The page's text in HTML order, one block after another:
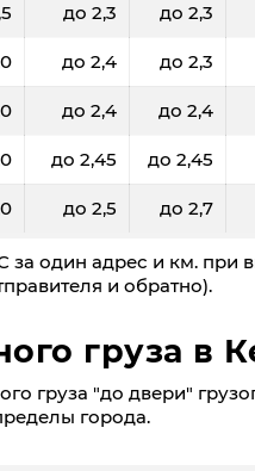
до 2,3 до 2,3
до 2,4 до 2,3
до 2,4 до 2,4
до 2,45 до 2,45
до 2,5 до 2,7
один адрес и км. при
и обратно).
груза в
груза "до двери"
города.